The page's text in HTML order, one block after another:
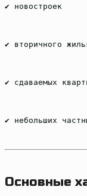
✔ новостроек
✔ вторичного
✔ сдаваемых
✔ небольших
Основные